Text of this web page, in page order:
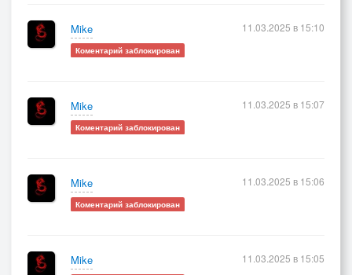
Mike
Коментарий заблокирован
11.03.2025 в 15:10
Mike
Коментарий заблокирован
11.03.2025 в 15:07
Mike
Коментарий заблокирован
11.03.2025 в 15:06
Mike 11.03.2025 в 15:05